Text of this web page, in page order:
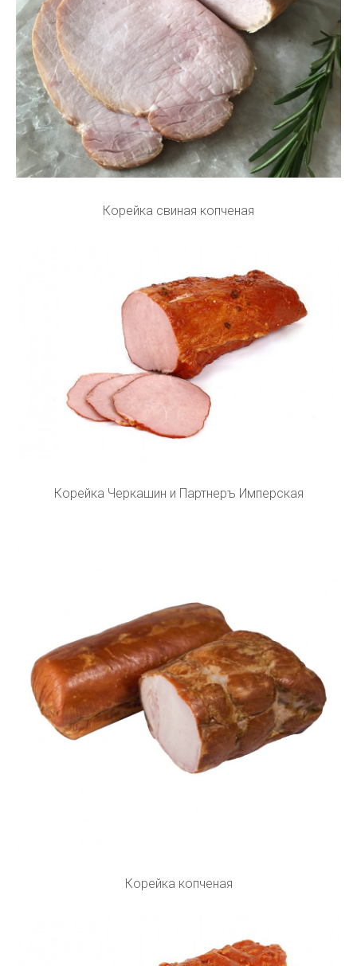
Корейка свиная копченая
Корейка Черкашин и Партнеръ Имперская
Корейка копченая